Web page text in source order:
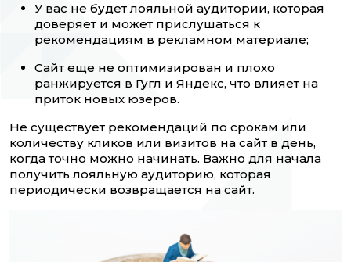
У вас не будет лояльной аудитории, которая
доверяет и может прислушаться к
рекомендациям в рекламном материале;
Сайт еще не оптимизирован и плохо
ранжируется в Гугл и Яндекс, что влияет на
приток новых юзеров.
Не существует рекомендаций по срокам или
количеству кликов или визитов на сайт в день,
когда точно можно начинать. Важно для начала
получить лояльную аудиторию, которая
периодически возвращается на сайт.